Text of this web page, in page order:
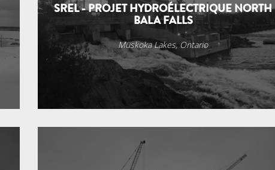
SREL - PROJET HYDROÉLECTRIQUE NORTH
BALA FALLS
Muskoka Lakes, Ontario